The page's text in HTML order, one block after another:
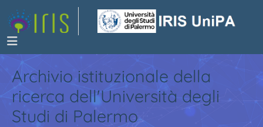
Archivio istituzionale della
ricerca dell'Università degli
Studi di Palermo